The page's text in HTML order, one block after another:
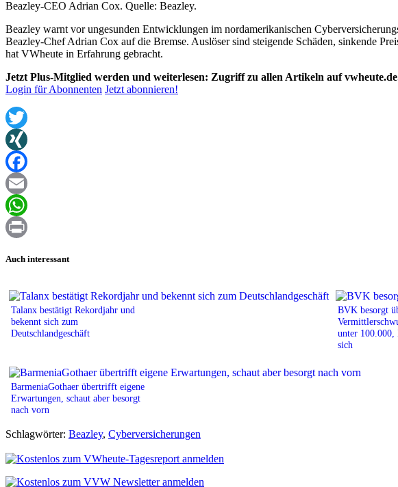
Beazley-CEO Adrian Cox. Quelle: Beazley.
Beazley warnt vor ungesunden Entwicklungen im nordamerikanischen
Beazley-Chef Adrian Cox auf die Bremse. Auslöser sind steigende Schäden, sinkende
hat VWheute in Erfahrung gebracht.
Jetzt Plus-Mitglied werden und weiterlesen: Zugriff zu allen Artikeln auf
Login für Abonnenten Jetzt abonnieren!
Twitter
XING
Facebook
Email
WhatsApp
Auch interessant
Talanx bestätigt Rekordjahr und
bekennt sich zum
Deutschlandgeschäft
BVK besorgt
unter 100.000,
sich
BarmeniaGothaer übertrifft eigene
Erwartungen, schaut aber besorgt
nach vorn
Schlagwörter: Beazley, Cyberversicherungen